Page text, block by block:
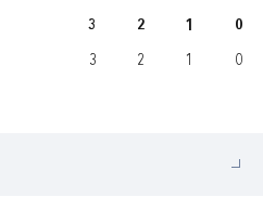
3 2 1 0
3 2 1 0